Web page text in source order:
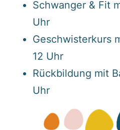
Schwanger & Fit
Uhr
Geschwisterkurs
12 Uhr
Rückbildung mit
Uhr